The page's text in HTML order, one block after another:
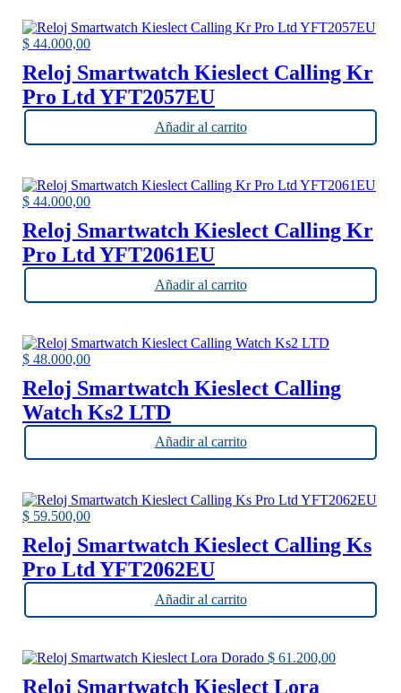
$ 44.000,00
Reloj Smartwatch Kieslect Calling Kr
Pro Ltd YFT2057EU
Añadir al carrito
$ 44.000,00
Reloj Smartwatch Kieslect Calling Kr
Pro Ltd YFT2061EU
Añadir al carrito
$ 48.000,00
Reloj Smartwatch Kieslect Calling
Watch Ks2 LTD
Añadir al carrito
$ 59.500,00
Reloj Smartwatch Kieslect Calling Ks
Pro Ltd YFT2062EU
Añadir al carrito
$ 61.200,00
Reloj Smartwatch Kieslect Lora